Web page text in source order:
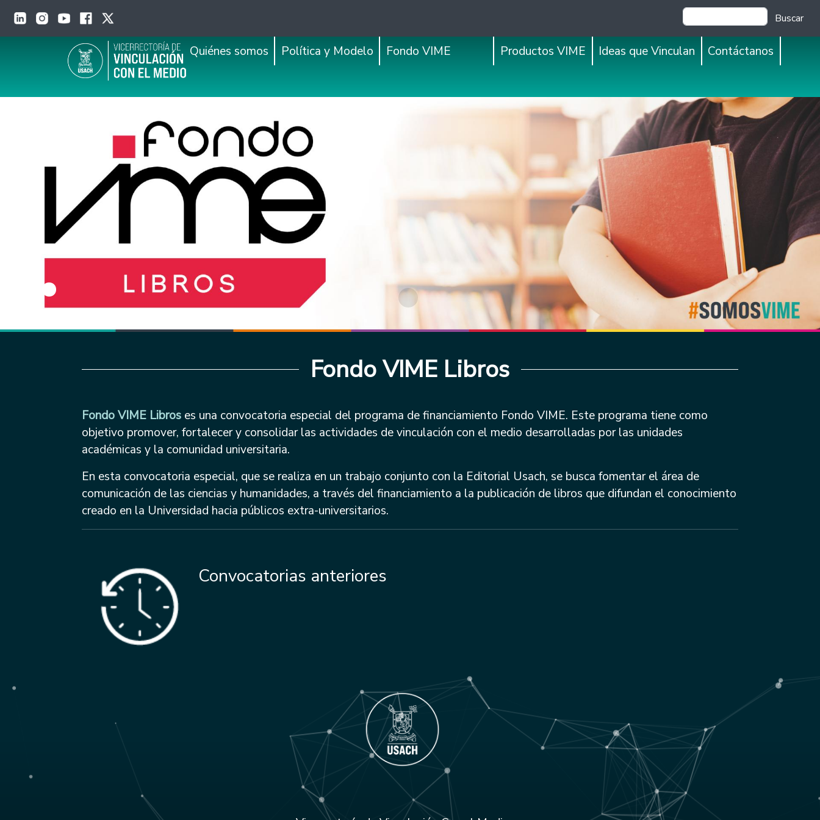
Main navigation
Quiénes somos Política y Modelo Fondo VIME Productos VIME Ideas que Vinculan Contáctanos
Buscar
Fondo VIME Libros
Fondo VIME Libros es una convocatoria especial del programa de financiamiento Fondo VIME. Este programa tiene como
objetivo promover, fortalecer y consolidar las actividades de vinculación con el medio desarrolladas por las unidades
académicas y la comunidad universitaria.
En esta convocatoria especial, que se realiza en un trabajo conjunto con la Editorial Usach, se busca fomentar el área de
comunicación de las ciencias y humanidades, a través del financiamiento a la publicación de libros que difundan el conocimiento
creado en la Universidad hacia públicos extra-universitarios.
Convocatorias anteriores